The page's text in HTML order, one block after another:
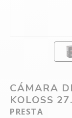
CÁMARA
KOLOSS
PRESTA